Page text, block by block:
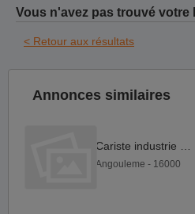
Vous n'avez pas trouvé votre
< Retour aux résultats
Annonces similaires
Angouleme - 16000